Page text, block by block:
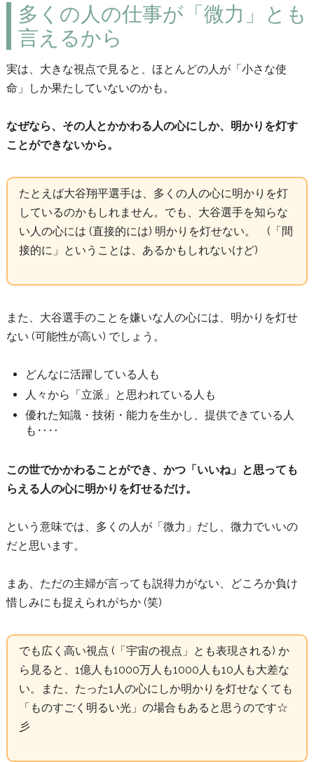
多くの人の仕事が「微力」とも
言えるから
実は、大きな視点で見ると、ほとんどの人が「小さな使
命」しか果たしていないのかも。
なぜなら、その人とかかわる人の心にしか、明かりを灯す
ことができないから。
たとえば大谷翔平選手は、多くの人の心に明かりを灯
しているのかもしれません。でも、大谷選手を知らな
い人の心には (直接的には) 明かりを灯せない。 (「間
接的に」ということは、あるかもしれないけど)
また、大谷選手のことを嫌いな人の心には、明かりを灯せ
ない (可能性が高い) でしょう。
どんなに活躍している人も
人々から「立派」と思われている人も
優れた知識・技術・能力を生かし、提供できている人
も‥‥
この世でかかわることができ、かつ「いいね」と思っても
らえる人の心に明かりを灯せるだけ。
という意味では、多くの人が「微力」だし、微力でいいの
だと思います。
まあ、ただの主婦が言っても説得力がない、どころか負け
惜しみにも捉えられがちか (笑)
でも広く高い視点 (「宇宙の視点」とも表現される) か
ら見ると、1億人も1000万人も1000人も10人も大差な
い。また、たった1人の心にしか明かりを灯せなくても
「ものすごく明るい光」の場合もあると思うのです☆
彡